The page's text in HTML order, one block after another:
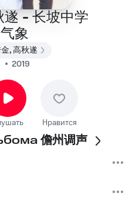
- 长坡中学
象
, 高秋遂
2019
Нравится
儋州调声